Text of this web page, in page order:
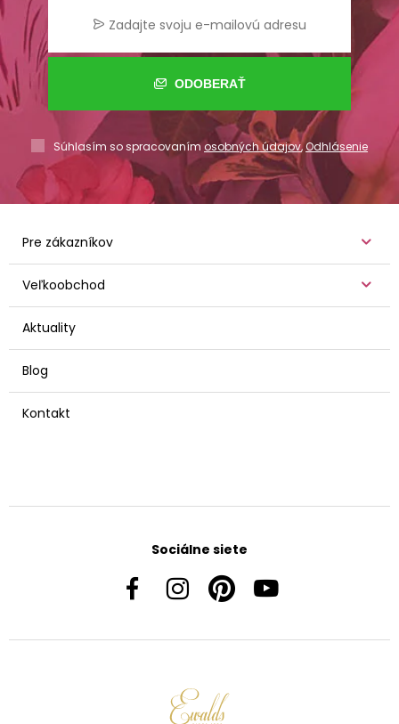
ODOBERAŤ
Súhlasím so spracovaním osobných údajov,Odhlásenie
Pre zákazníkov
Veľkoobchod
Aktuality
Blog
Kontakt
Sociálne siete